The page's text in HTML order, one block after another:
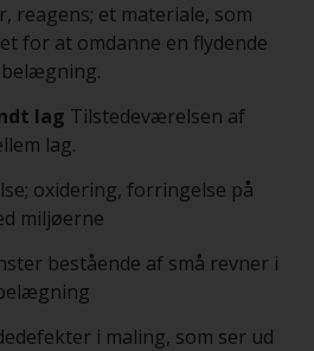
reagens; et materiale, som
for at omdanne en flydende
lag Tilstedeværelsen af
lag.
oxidering, forringelse på
miljøerne
bestående af små revner i
i maling, som ser ud